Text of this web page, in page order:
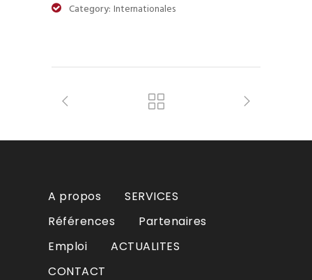
Category: Internationales
A propos
SERVICES
Références
Partenaires
Emploi
ACTUALITES
CONTACT